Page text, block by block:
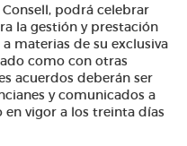
podrá celebrar
la gestión y prestación
materias de su exclusiva
como con otras
acuerdos deberán ser
y comunicados a
en vigor a los treinta días